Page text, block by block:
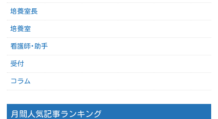
培養室長
培養室
看護師･助手
受付
コラム
月間人気記事ランキング